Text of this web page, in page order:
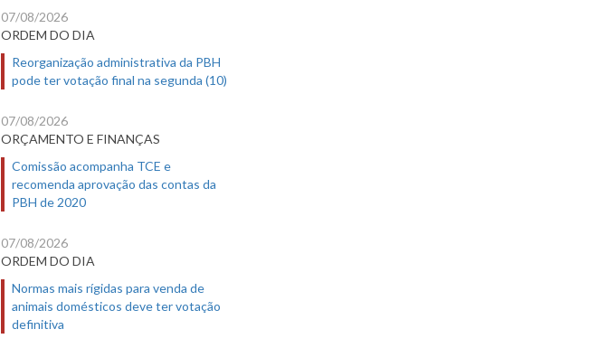
07/08/2026
ORDEM DO DIA
Reorganização administrativa da PBH
pode ter votação final na segunda (10)
07/08/2026
ORÇAMENTO E FINANÇAS
Comissão acompanha TCE e
recomenda aprovação das contas da
PBH de 2020
07/08/2026
ORDEM DO DIA
Normas mais rígidas para venda de
animais domésticos deve ter votação
definitiva